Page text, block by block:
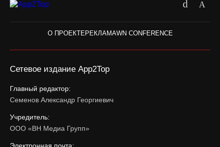
О ПРОЕКТЕРЕКЛАМАWN CONFERENCE
Сетевое издание App2Top
Главный редактор:
Семенов Александр Георгиевич
Учредитель:
ООО «ВН Медиа Групп»